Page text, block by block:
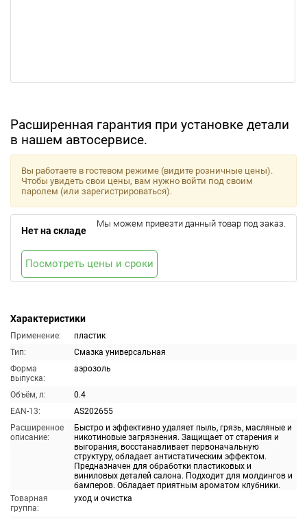
Расширенная гарантия при установке детали
в нашем автосервисе.
Характеристики
Применение:
пластик
Тип:
Смазка универсальная
Форма
выпуска:
аэрозоль
Объём, л:
0.4
EAN-13:
AS202655
Расширенное
описание:
Быстро и эффективно удаляет пыль, грязь, масляные и
никотиновые загрязнения. Защищает от старения и
выгорания, восстанавливает первоначальную
структуру, обладает антистатическим эффектом.
Предназначен для обработки пластиковых и
виниловых деталей салона. Подходит для молдингов и
бамперов. Обладает приятным ароматом клубники.
Товарная
группа:
уход и очистка
Вы работаете в гостевом режиме (видите розничные цены).
Чтобы увидеть свои цены, вам нужно войти под своим
паролем (или зарегистрироваться).
Нет на складе
Мы можем привезти данный товар под заказ.
Посмотреть цены и сроки